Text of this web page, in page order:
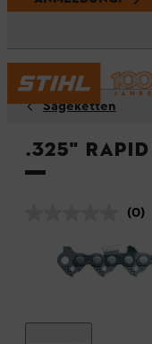
Sägeketten
.325"
(0)